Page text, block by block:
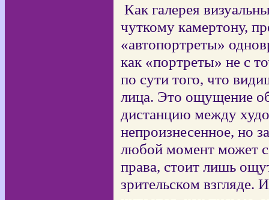
Как галерея
чуткому камертону,
«автопортреты»
как «портреты» не с
по сути того, что
лица. Это ощущение
дистанцию между
непроизнесенное, но
любой момент может
права, стоит лишь
зрительском взгляде.